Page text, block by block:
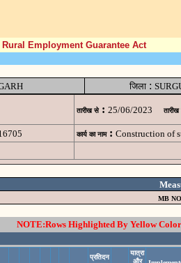
Employment Guarantee Act
जिला:
तारीख से : 25/06/2023 तारीख
कार्य का नाम : Construction of
MB
NOTE:Rows Highlighted By Yellow
प्रतिदन
यात्रा
और